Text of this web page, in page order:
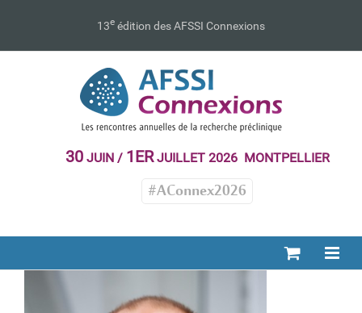
13e édition des AFSSI Connexions
30JUIN / 1ERJUILLET 2026 MONTPELLIER
#AConnex2026